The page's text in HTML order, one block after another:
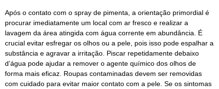
Após o contato com o spray de pimenta, a orientação primordial é
procurar imediatamente um local com ar fresco e realizar a
lavagem da área atingida com água corrente em abundância. É
crucial evitar esfregar os olhos ou a pele, pois isso pode espalhar a
substância e agravar a irritação. Piscar repetidamente debaixo
d’água pode ajudar a remover o agente químico dos olhos de
forma mais eficaz. Roupas contaminadas devem ser removidas
com cuidado para evitar maior contato com a pele. Se os sintomas